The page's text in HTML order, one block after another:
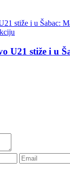
U21 stiže i u